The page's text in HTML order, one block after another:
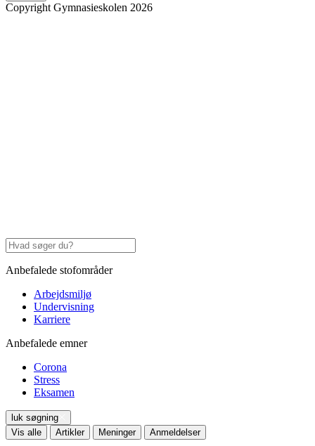
Copyright Gymnasieskolen 2026
Anbefalede stofområder
Arbejdsmiljø
Undervisning
Karriere
Anbefalede emner
Corona
Stress
Eksamen
luk søgning
Vis alle
Artikler Meninger Anmeldelser